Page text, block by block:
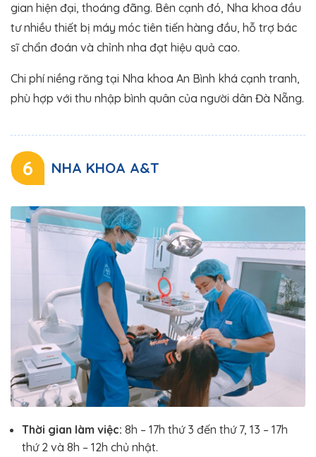
gian hiện đại, thoáng đãng. Bên cạnh đó, Nha khoa đầu
tư nhiều thiết bị máy móc tiên tiến hàng đầu, hỗ trợ bác
sĩ chẩn đoán và chỉnh nha đạt hiệu quả cao.
Chi phí niềng răng tại Nha khoa An Bình khá cạnh tranh,
phù hợp với thu nhập bình quân của người dân Đà Nẵng.
6 NHA KHOA A&T
Thời gian làm việc: 8h – 17h thứ 3 đến thứ 7, 13 – 17h
thứ 2 và 8h – 12h chủ nhật.